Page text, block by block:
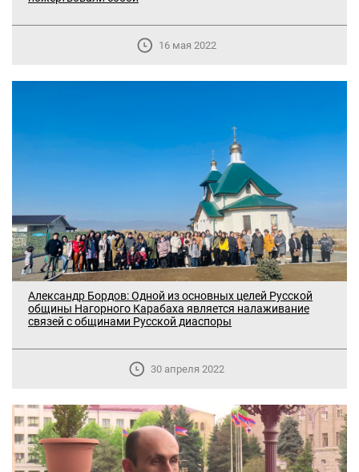
16 мая 2022
Александр Бордов: Одной из основных целей Русской
общины Нагорного Карабаха является налаживание
связей с общинами Русской диаспоры
30 апреля 2022